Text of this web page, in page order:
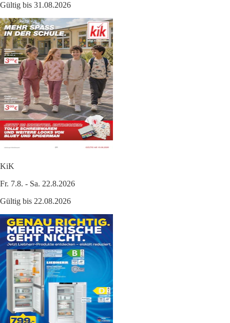
Gültig bis 31.08.2026
KiK
Fr. 7.8. - Sa. 22.8.2026
Gültig bis 22.08.2026